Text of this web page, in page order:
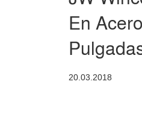
En
20.03.2018